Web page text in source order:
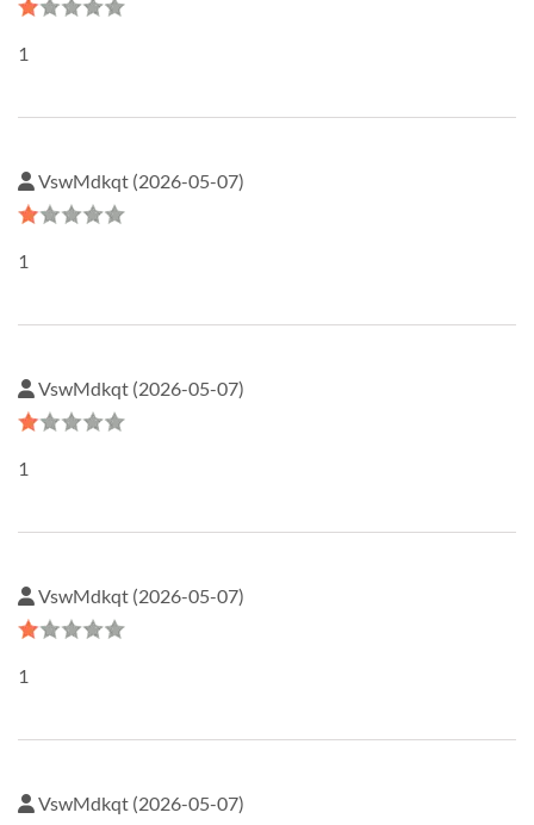
1
VswMdkqt (2026-05-07)
1
VswMdkqt (2026-05-07)
1
VswMdkqt (2026-05-07)
1
VswMdkqt (2026-05-07)